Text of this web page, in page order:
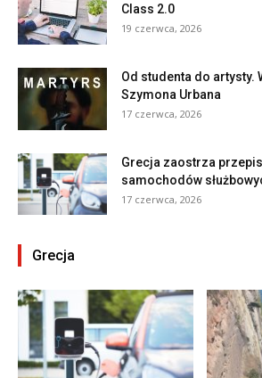
Class 2.0
19 czerwca, 2026
Od studenta do artysty.
Szymona Urbana
17 czerwca, 2026
Grecja zaostrza
samochodów
17 czerwca, 2026
Grecja